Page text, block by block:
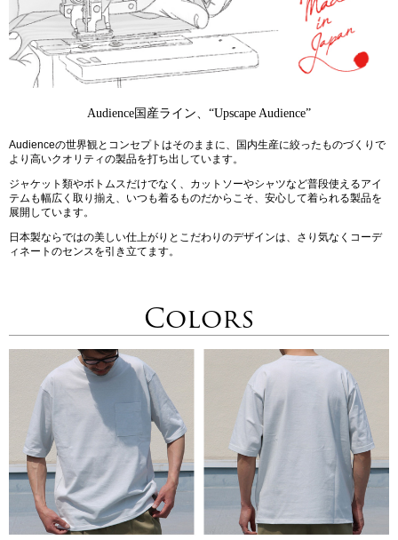
Audience国産ライン、“Upscape Audience”
Audienceの世界観とコンセプトはそのままに、国内生産に絞ったものづくりで
より高いクオリティの製品を打ち出しています。
ジャケット類やボトムスだけでなく、カットソーやシャツなど普段使えるアイ
テムも幅広く取り揃え、いつも着るものだからこそ、安心して着られる製品を
展開しています。
日本製ならではの美しい仕上がりとこだわりのデザインは、さり気なくコーデ
ィネートのセンスを引き立てます。
Colors